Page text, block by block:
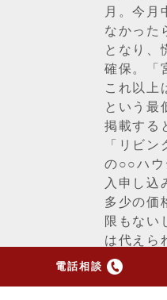
電話相談
月。今月
なかった
となり、
確保。「
これ以上
という最
掲載する
「リビ
の○○ハウ
入申し込
多少の価
限もない
は代えら
というこ
和4年12